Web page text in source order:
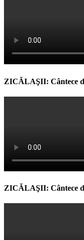
ZICĂLAŞII: Cântece
ZICĂLAŞII: Cântece